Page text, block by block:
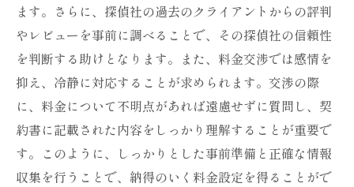
ます。さらに、探偵社の過去のクライアントからの評判
やレビューを事前に調べることで、その探偵社の信頼性
を判断する助けとなります。また、料金交渉では感情を
抑え、冷静に対応することが求められます。交渉の際
に、料金について不明点があれば遠慮せずに質問し、契
約書に記載された内容をしっかり理解することが重要で
す。このように、しっかりとした事前準備と正確な情報
収集を行うことで、納得のいく料金設定を得ることがで